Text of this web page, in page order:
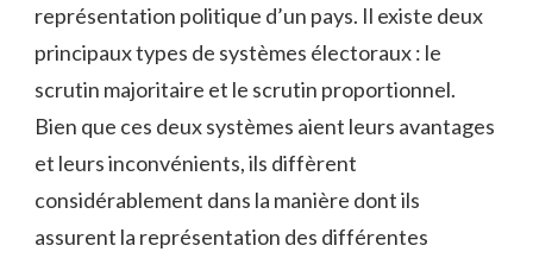
‌représentation ⁢politique⁤ d’un ⁢pays.‍ Il existe ​deux
principaux types de ⁣systèmes électoraux : le
scrutin majoritaire et ‍le scrutin​ proportionnel.
Bien que ces deux⁤ systèmes aient ​leurs avantages
et leurs inconvénients, ​ils diffèrent
considérablement dans la manière ⁢dont ils⁣
assurent la représentation⁣ des différentes